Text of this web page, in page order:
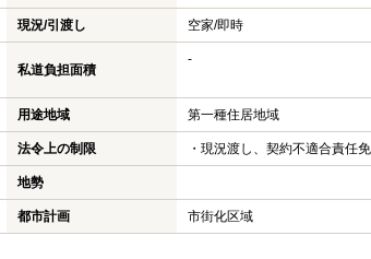
現況/引渡し 空家/即時
私道負担面積
-
用途地域 第一種住居地域
法令上の制限 ・現況渡し、契約不適合責任
地勢
都市計画 市街化区域